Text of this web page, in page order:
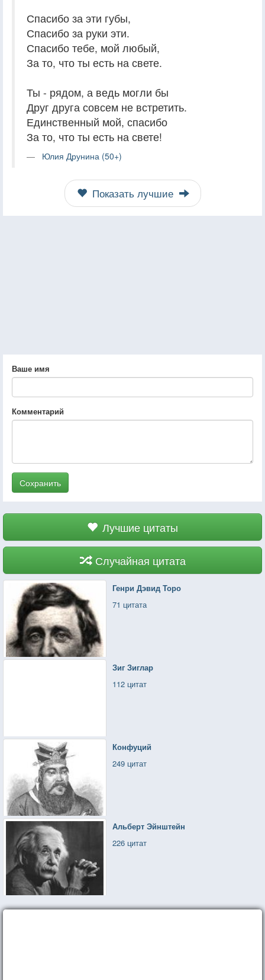
Спасибо за эти губы,
Спасибо за руки эти.
Спасибо тебе, мой любый,
За то, что ты есть на свете.
Ты - рядом, а ведь могли бы
Друг друга совсем не встретить.
Единственный мой, спасибо
За то, что ты есть на свете!
Юлия Друнина (50+)
Показать лучшие
Ваше имя
Комментарий
Сохранить
Лучшие цитаты
Случайная цитата
Генри Дэвид Торо
71 цитата
Зиг Зиглар
112 цитат
Конфуций
249 цитат
Альберт Эйнштейн
226 цитат